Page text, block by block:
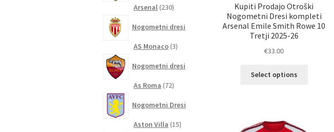
Kupiti Prodajo Otroški
Nogometni Dresi kompleti
Arsenal Emile Smith Rowe 10
Tretji 2025-26
€33.00
Select options
Arsenal 230230
Nogometni dresi
AS Monaco 33
Nogometni dresi
As Roma 7272
Nogometni Dresi
Aston Villa 1515